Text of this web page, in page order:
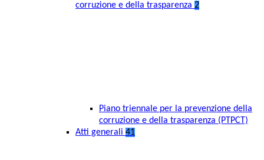
corruzione e della trasparenza 2
Piano triennale per la prevenzione della
corruzione e della trasparenza (PTPCT)
Atti generali 41